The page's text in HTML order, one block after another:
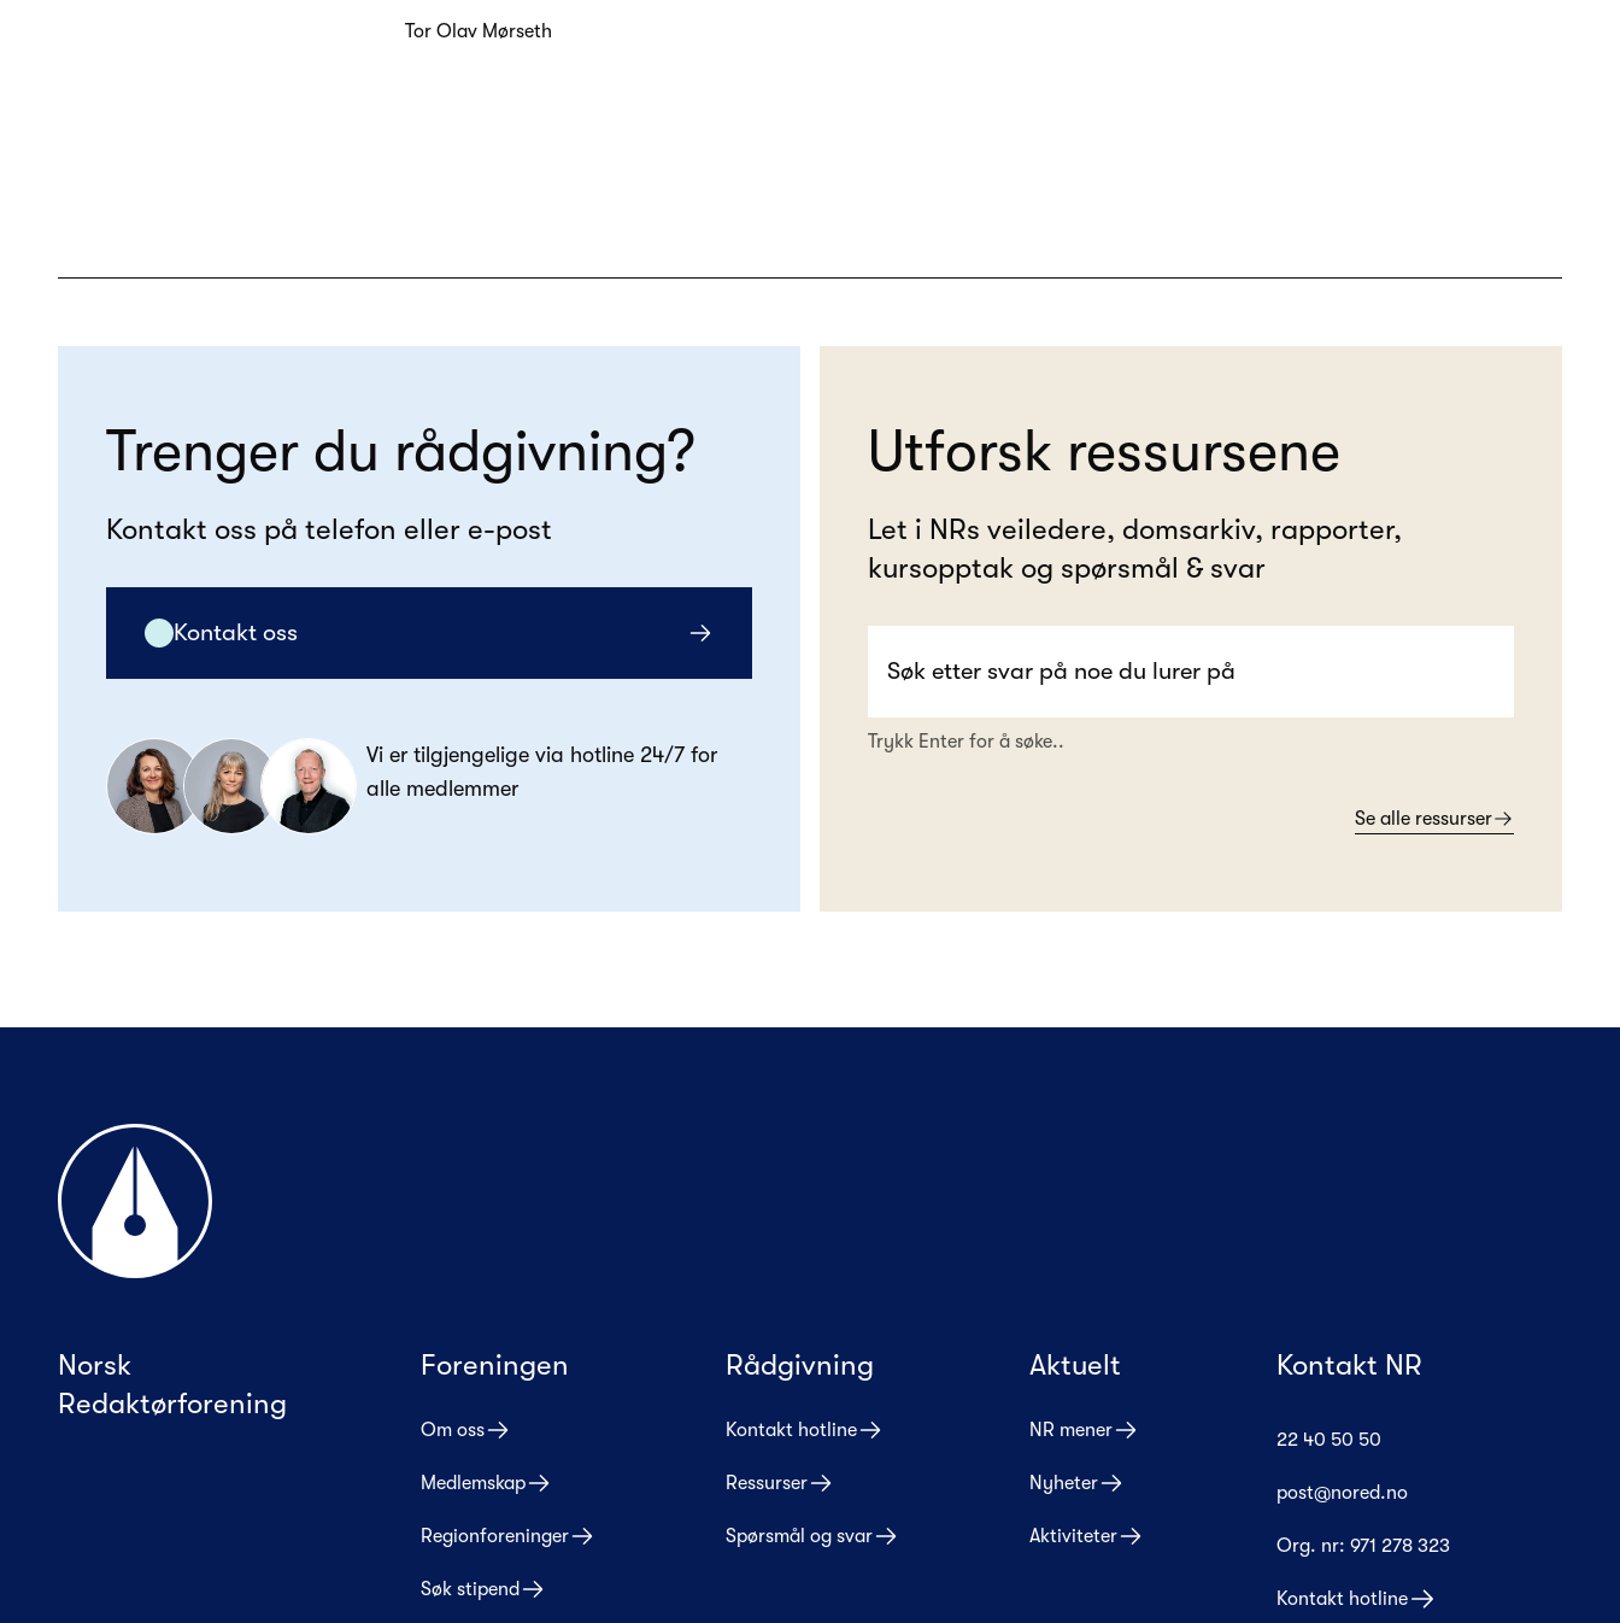
Tor Olav Mørseth
Trenger du rådgivning?
Kontakt oss på telefon eller e-post
Kontakt oss
Vi er tilgjengelige via hotline 24/7 for
alle medlemmer
Utforsk ressursene
Let i NRs veiledere, domsarkiv, rapporter,
kursopptak og spørsmål & svar
Trykk Enter for å søke..
Se alle ressurser
Til forsiden
Norsk
Redaktørforening
Foreningen
Om oss
Medlemskap
Regionforeninger
Søk stipend
Rådgivning
Kontakt hotline
Ressurser
Spørsmål og svar
Aktuelt
NR mener
Nyheter
Aktiviteter
Kontakt NR
22 40 50 50
post@nored.no
Org. nr:971 278 323
Kontakt hotline